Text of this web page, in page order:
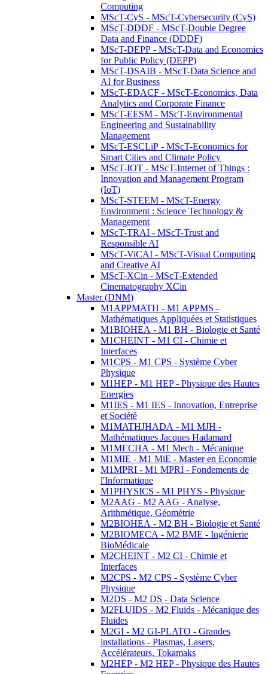
Computing
MScT-CyS - MScT-Cybersecurity (CyS)
MScT-DDDF - MScT-Double Degree
Data and Finance (DDDF)
MScT-DEPP - MScT-Data and Economics
for Public Policy (DEPP)
MScT-DSAIB - MScT-Data Science and
AI for Business
MScT-EDACF - MScT-Economics, Data
Analytics and Corporate Finance
MScT-EESM - MScT-Environmental
Engineering and Sustainability
Management
MScT-ESCLiP - MScT-Economics for
Smart Cities and Climate Policy
MScT-IOT - MScT-Internet of Things :
Innovation and Management Program
(IoT)
MScT-STEEM - MScT-Energy
Environment : Science Technology &
Management
MScT-TRAI - MScT-Trust and
Responsible AI
MScT-ViCAI - MScT-Visual Computing
and Creative AI
MScT-XCin - MScT-Extended
Cinematography XCin
Master (DNM)
M1APPMATH - M1 APPMS -
Mathématiques Appliquées et Statistiques
M1BIOHEA - M1 BH - Biologie et Santé
M1CHEINT - M1 CI - Chimie et
Interfaces
M1CPS - M1 CPS - Système Cyber
Physique
M1HEP - M1 HEP - Physique des Hautes
Energies
M1IES - M1 IES - Innovation, Entreprise
et Société
M1MATHJHADA - M1 MJH -
Mathématiques Jacques Hadamard
M1MECHA - M1 Mech - Mécanique
M1MIE - M1 MiE - Master en Economie
M1MPRI - M1 MPRI - Fondements de
l'Informatique
M1PHYSICS - M1 PHYS - Physique
M2AAG - M2 AAG - Analyse,
Arithmétique, Géométrie
M2BIOHEA - M2 BH - Biologie et Santé
M2BIOMECA - M2 BME - Ingénierie
BioMédicale
M2CHEINT - M2 CI - Chimie et
Interfaces
M2CPS - M2 CPS - Système Cyber
Physique
M2DS - M2 DS - Data Science
M2FLUIDS - M2 Fluids - Mécanique des
Fluides
M2GI - M2 GI-PLATO - Grandes
installations - Plasmas, Lasers,
Accélérateurs, Tokamaks
M2HEP - M2 HEP - Physique des Hautes